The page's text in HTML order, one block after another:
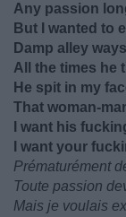
Any passion
But I wanted to
Damp alley
All the times he
He spit in my
That woman-
I want his
I want your
Prématurément
Toute passion
Mais je voulais